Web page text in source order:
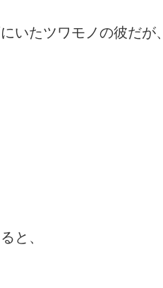
いたツワモノの彼だが、
と、